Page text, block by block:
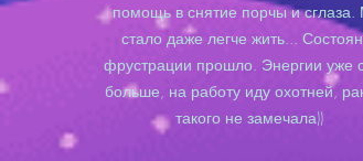
помощь в снятие порчы и сглаза.
стало даже легче жить...
фрустрации прошло. Энергии уже
больше, на работу иду охотней,
такого не замечала))